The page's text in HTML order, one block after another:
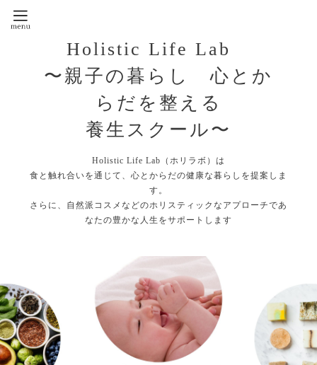
Holistic Life Lab
〜親子の暮らし 心とか
らだを整える
養生スクール〜
Holistic Life Lab（ホリラボ）は
食と触れ合いを通じて、心とからだの健康な暮らしを提案しま
す。
さらに、自然派コスメなどのホリスティックなアプローチであ
なたの豊かな人生をサポートします